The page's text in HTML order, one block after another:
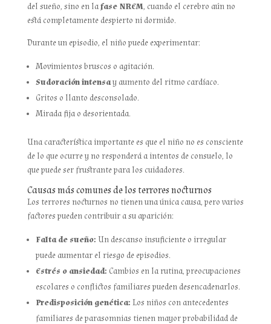
del sueño, sino en lafase NREM, cuando el cerebro aún no
está completamente despierto ni dormido.
Durante un episodio, el niño puede experimentar:
Movimientos bruscos o agitación.
Sudoración intensay aumento del ritmo cardíaco.
Gritos o llanto desconsolado.
Mirada fija o desorientada.
Una característica importante es que el niño no es consciente
de lo que ocurre y no responderá a intentos de consuelo, lo
que puede ser frustrante para los cuidadores.
Causas más comunes de los terrores nocturnos
Los terrores nocturnos no tienen una única causa, pero varios
factores pueden contribuir a su aparición:
Falta de sueño: Un descanso insuficiente o irregular
puede aumentar el riesgo de episodios.
Estrés o ansiedad: Cambios en la rutina, preocupaciones
escolares o conflictos familiares pueden desencadenarlos.
Predisposición genética: Los niños con antecedentes
familiares de parasomnias tienen mayor probabilidad de